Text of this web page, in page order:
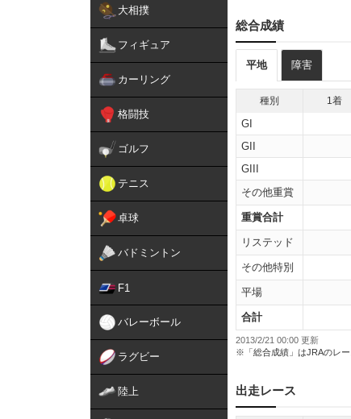
大相撲
フィギュア
カーリング
格闘技
ゴルフ
テニス
卓球
バドミントン
F1
バレーボール
ラグビー
陸上
総合成績
平地 障害
種別 1着
GI
GII
GIII
その他重賞
重賞合計
リステッド
その他特別
平場
合計
2013/2/21 00:00 更新
※「総合成績」はJRAのレー
出走レース